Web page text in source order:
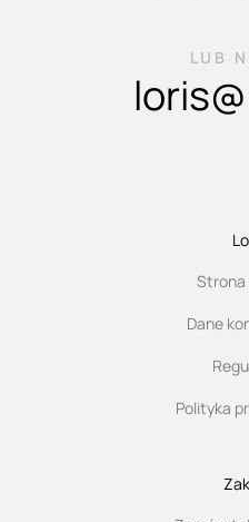
LUB
Strona
Dane
Polityka